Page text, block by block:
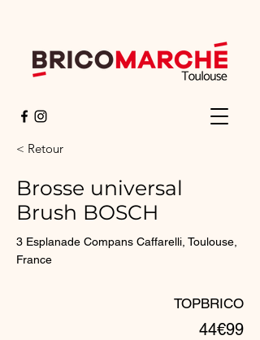
< Retour
Brosse universal
Brush BOSCH
3 Esplanade Compans Caffarelli, Toulouse,
France
TOPBRICO
44€99